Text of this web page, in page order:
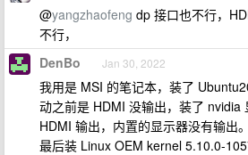
@yangzhaofeng dp 接口也不行，
不行，
DenBo Jan 30, 2022
我用是 MSI 的笔记本，装了
动之前是 HDMI 没输出，装了 nvidia
HDMI 输出，内置的显示器没有输出。
最后装 Linux OEM kernel 5.10.0-